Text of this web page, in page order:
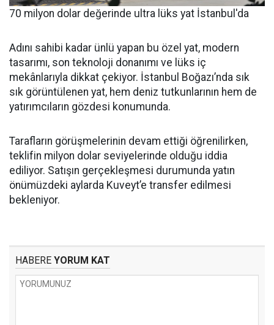
70 milyon dolar değerinde ultra lüks yat İstanbul'da
Adını sahibi kadar ünlü yapan bu özel yat, modern
tasarımı, son teknoloji donanımı ve lüks iç
mekânlarıyla dikkat çekiyor. İstanbul Boğazı’nda sık
sık görüntülenen yat, hem deniz tutkunlarının hem de
yatırımcıların gözdesi konumunda.
Tarafların görüşmelerinin devam ettiği öğrenilirken,
teklifin milyon dolar seviyelerinde olduğu iddia
ediliyor. Satışın gerçekleşmesi durumunda yatın
önümüzdeki aylarda Kuveyt’e transfer edilmesi
bekleniyor.
HABERE YORUM KAT